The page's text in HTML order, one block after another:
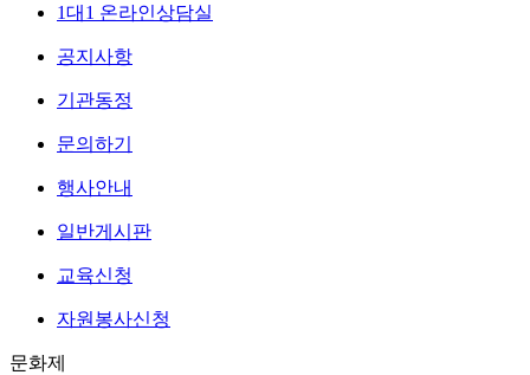
1대1 온라인상담실
공지사항
기관동정
문의하기
행사안내
일반게시판
교육신청
자원봉사신청
문화제